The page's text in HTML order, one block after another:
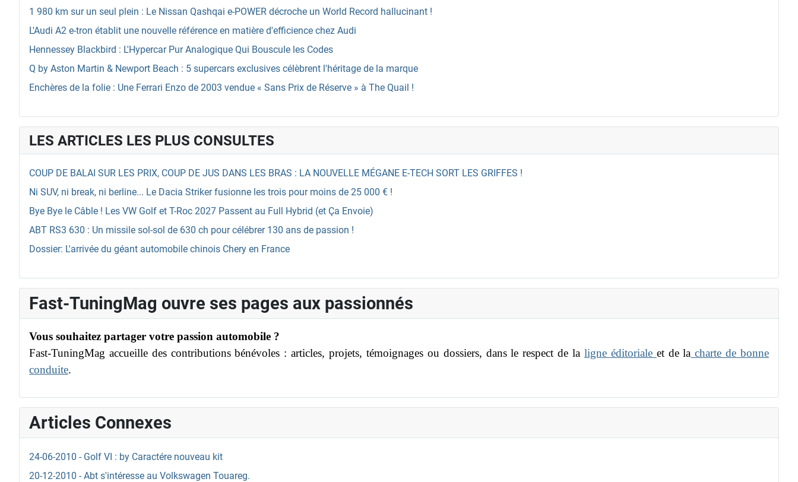
1 980 km sur un seul plein : Le Nissan Qashqai e-POWER décroche un World Record hallucinant !
L'Audi A2 e-tron établit une nouvelle référence en matière d'efficience chez Audi
Hennessey Blackbird : L'Hypercar Pur Analogique Qui Bouscule les Codes
Q by Aston Martin & Newport Beach : 5 supercars exclusives célèbrent l'héritage de la marque
Enchères de la folie : Une Ferrari Enzo de 2003 vendue « Sans Prix de Réserve » à The Quail !
LES ARTICLES LES PLUS CONSULTES
COUP DE BALAI SUR LES PRIX, COUP DE JUS DANS LES BRAS : LA NOUVELLE MÉGANE E-TECH SORT LES GRIFFES !
Ni SUV, ni break, ni berline... Le Dacia Striker fusionne les trois pour moins de 25 000 € !
Bye Bye le Câble ! Les VW Golf et T-Roc 2027 Passent au Full Hybrid (et Ça Envoie)
ABT RS3 630 : Un missile sol-sol de 630 ch pour célébrer 130 ans de passion !
Dossier: L'arrivée du géant automobile chinois Chery en France
Fast-TuningMag ouvre ses pages aux passionnés
Vous souhaitez partager votre passion automobile ?
Fast-TuningMag accueille des contributions bénévoles : articles, projets, témoignages ou dossiers, dans le respect de la ligne éditoriale et de la charte de bonne
conduite.
Articles Connexes
24-06-2010 - Golf VI : by Caractére nouveau kit
20-12-2010 - Abt s'intéresse au Volkswagen Touareg.